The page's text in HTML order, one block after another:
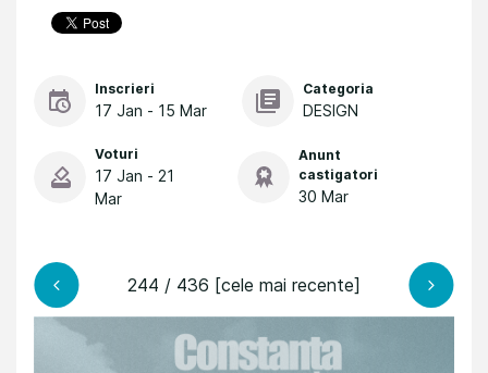
Inscrieri
17 Jan - 15 Mar
Categoria
DESIGN
Voturi
17 Jan - 21
Mar
Anunt
castigatori
30 Mar
244 / 436 [cele mai recente]